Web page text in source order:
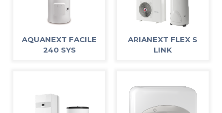
AQUANEXT FACILE
240 SYS
ARIANEXT FLEX S
LINK